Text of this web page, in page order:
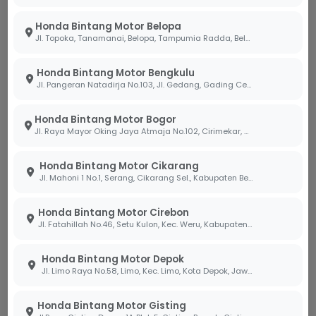
Honda Bintang Motor Belopa
Jl. Topoka, Tanamanai, Belopa, Tampumia Radda, Belopa, Kabupaten Luwu, Sulawesi Selatan 91994
Honda Bintang Motor Bengkulu
Jl. Pangeran Natadirja No.103, Jl. Gedang, Gading Cemp., Kota Bengkulu, Bengkulu 38226
Honda Bintang Motor Bogor
Jl. Raya Mayor Oking Jaya Atmaja No.102, Cirimekar, Kec. Cibinong, Kabupaten Bogor, Jawa Barat 16918
Honda Bintang Motor Cikarang
Jl. Mahoni 1 No.1, Serang, Cikarang Sel., Kabupaten Bekasi, Jawa Barat 17530
Honda Bintang Motor Cirebon
Jl. Fatahillah No.46, Setu Kulon, Kec. Weru, Kabupaten Cirebon, Jawa Barat 45154
Honda Bintang Motor Depok
Jl. Limo Raya No.58, Limo, Kec. Limo, Kota Depok, Jawa Barat 16514
Honda Bintang Motor Gisting
dengan Fitur Roadsync Duo
Kenyamanan membawa banyak barang di dalam
bagasi tentu harus disempurnakan oleh
keselamatan dan kepraktisan teknologi di ruang
perkotaan Indonesia yang sering kali tidak tertebak.
Di diler Bintang Motor, kami sangat antusias
dari fiturRoadsync Duoyang mulai diadopsi oleh
motor canggih Honda.
Fitur Roadsync Duo terbukti sangat relevan bagi
pengendara di tanah air. Bayangkan saat bagasi
harus bermanuver di tengah kemacetan; fitur
Roadsync Duo akan memberikan kemudahan
speedometer) sehingga Anda tidak perlu lagi